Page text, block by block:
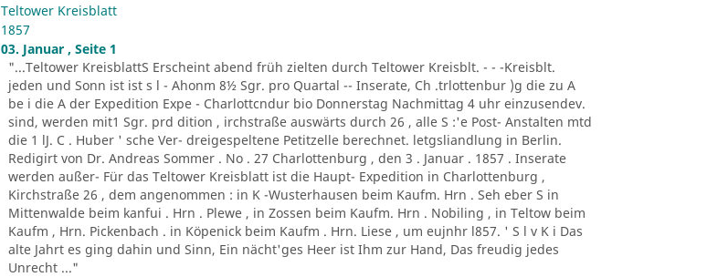
Teltower Kreisblatt
1857
03. Januar , Seite 1
"...Teltower KreisblattS Erscheint abend früh zielten durch Teltower Kreisblt. - - -Kreisblt.
jeden und Sonn ist ist s l - Ahonm 8½ Sgr. pro Quartal -- Inserate, Ch .trlottenbur )g die zu A
be i die A der Expedition Expe - Charlottcndur bio Donnerstag Nachmittag 4 uhr einzusendev.
sind, werden mit1 Sgr. prd dition , irchstraße auswärts durch 26 , alle S :'e Post- Anstalten mtd
die 1 lJ. C . Huber ' sche Ver- dreigespeltene Petitzelle berechnet. letgsliandlung in Berlin.
Redigirt von Dr. Andreas Sommer . No . 27 Charlottenburg , den 3 . Januar . 1857 . Inserate
werden außer- Für das Teltower Kreisblatt ist die Haupt- Expedition in Charlottenburg ,
Kirchstraße 26 , dem angenommen : in K -Wusterhausen beim Kaufm. Hrn . Seh eber S in
Mittenwalde beim kanfui . Hrn . Plewe , in Zossen beim Kaufm. Hrn . Nobiling , in Teltow beim
Kaufm , Hrn. Pickenbach . in Köpenick beim Kaufm . Hrn. Liese , um eujnhr l857. ' S l v K i Das
alte Jahrt es ging dahin und Sinn, Ein nächt'ges Heer ist Ihm zur Hand, Das freudig jedes
Unrecht ..."